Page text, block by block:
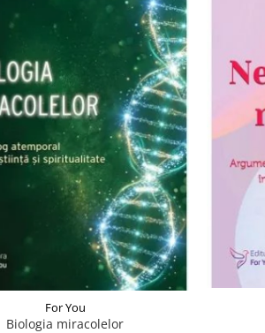
For You
Biologia miracolelor